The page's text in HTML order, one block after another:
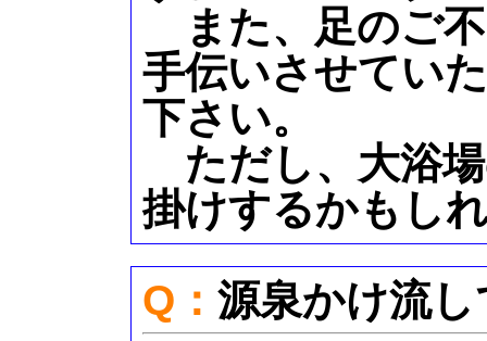
また、足のご
手伝いさせてい
下さい。
ただし、大浴
掛けするかもし
Q： 源泉かけ流